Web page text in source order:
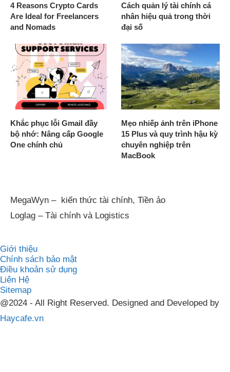
4 Reasons Crypto Cards
Are Ideal for Freelancers
and Nomads
Cách quản lý tài chính cá
nhân hiệu quả trong thời
đại số
Khắc phục lỗi Gmail đầy
bộ nhớ: Nâng cấp Google
One chính chủ
Mẹo nhiếp ảnh trên iPhone
15 Plus và quy trình hậu kỳ
chuyên nghiệp trên
MacBook
MegaWyn – kiến thức tài chính, Tiền ảo
Loglag – Tài chính và Logistics
Giới thiệu
Chính sách bảo mật
Điều khoản sử dụng
Liên Hệ
Sitemap
@2024 - All Right Reserved. Designed and Developed by
Haycafe.vn